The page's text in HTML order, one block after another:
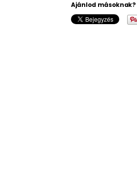
Ajánlod másoknak?